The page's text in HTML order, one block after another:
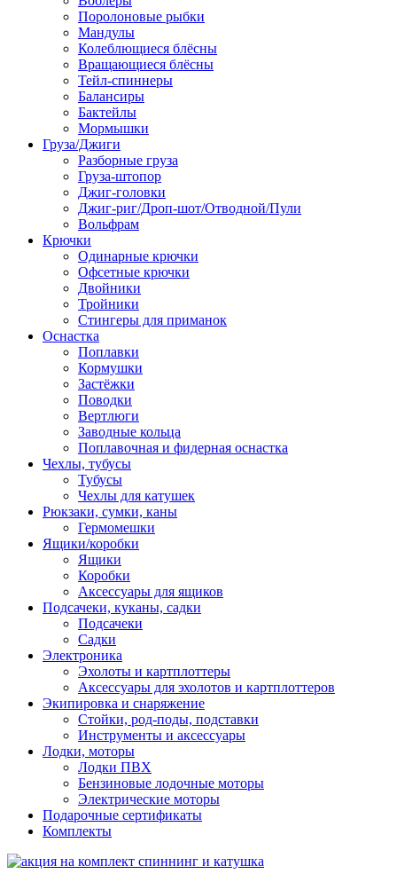
Поролоновые рыбки
Мандулы
Колеблющиеся блёсны
Вращающиеся блёсны
Тейл-спиннеры
Балансиры
Бактейлы
Мормышки
Груза/Джиги
Разборные груза
Груза-штопор
Джиг-головки
Джиг-риг/Дроп-шот/Отводной/Пули
Вольфрам
Крючки
Одинарные крючки
Офсетные крючки
Двойники
Тройники
Стингеры для приманок
Оснастка
Поплавки
Кормушки
Застёжки
Поводки
Вертлюги
Заводные кольца
Поплавочная и фидерная оснастка
Чехлы, тубусы
Тубусы
Чехлы для катушек
Рюкзаки, сумки, каны
Гермомешки
Ящики/коробки
Ящики
Коробки
Аксессуары для ящиков
Подсачеки, куканы, садки
Подсачеки
Садки
Электроника
Эхолоты и картплоттеры
Аксессуары для эхолотов и картплоттеров
Экипировка и снаряжение
Стойки, род-поды, подставки
Инструменты и аксессуары
Лодки, моторы
Лодки ПВХ
Бензиновые лодочные моторы
Электрические моторы
Подарочные сертификаты
Комплекты